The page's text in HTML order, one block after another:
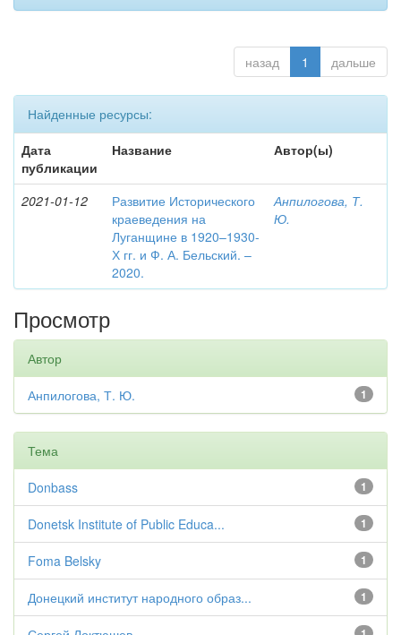
назад 1 дальше
Найденные ресурсы:
Дата
публикации
Название Автор(ы)
2021-01-12
Развитие Исторического
краеведения на
Луганщине в 1920–1930-
Х гг. и Ф. А. Бельский. –
2020.
Анпилогова, Т.
Ю.
Просмотр
Автор
1
Анпилогова, Т. Ю.
Тема
1
Donbass
1
Donetsk Institute of Public Educa...
1
Foma Belsky
1
Донецкий институт народного образ...